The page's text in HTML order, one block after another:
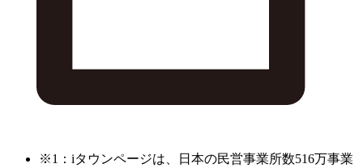
※1：iタウンページは、日本の民営事業所数516万事業